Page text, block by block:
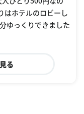
はホテルのロビーし
ゆっくりできました
る